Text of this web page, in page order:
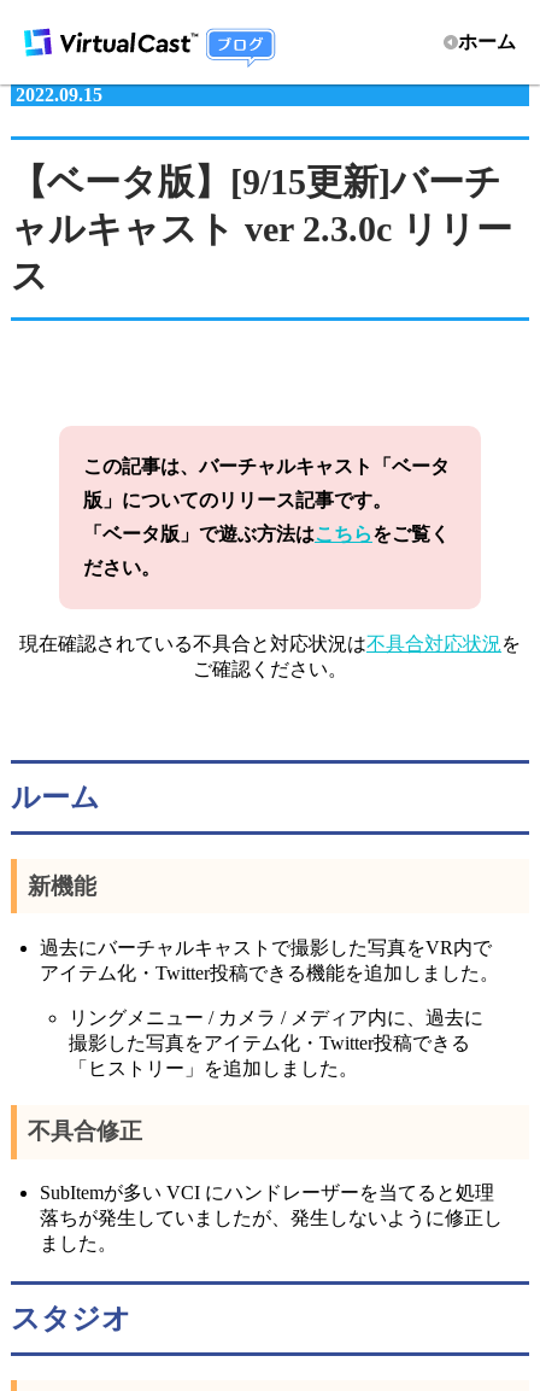
ホーム
2022.09.15
【ベータ版】[9/15更新]バーチ
ャルキャスト ver 2.3.0c リリー
ス
この記事は、バーチャルキャスト「ベータ
版」についてのリリース記事です。
「ベータ版」で遊ぶ方法はこちらをご覧く
ださい。
現在確認されている不具合と対応状況は不具合対応状況を
ご確認ください。
ルーム
新機能
過去にバーチャルキャストで撮影した写真をVR内で
アイテム化・Twitter投稿できる機能を追加しました。
リングメニュー / カメラ / メディア内に、過去に
撮影した写真をアイテム化・Twitter投稿できる
「ヒストリー」を追加しました。
不具合修正
SubItemが多い VCI にハンドレーザーを当てると処理
落ちが発生していましたが、発生しないように修正し
ました。
スタジオ